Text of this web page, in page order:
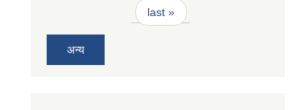
last »
अन्य